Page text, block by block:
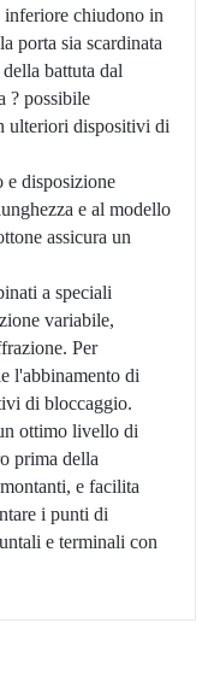
inferiore chiudono in
porta sia scardinata
battuta dal
? possibile
ulteriori dispositivi di
disposizione
e al modello
assicura un
a speciali
variabile,
Per
l'abbinamento di
di bloccaggio.
ottimo livello di
prima della
e facilita
i punti di
e terminali con